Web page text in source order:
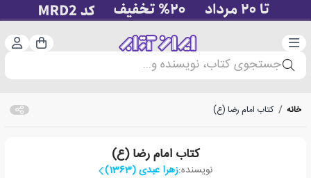
دسته‌بندی سبد
جستجوی کتاب، نویسنده و...
خانه / کتاب امام رضا (ع)
کتاب امام رضا (ع)
نویسنده:زهرا عبدی (1363)